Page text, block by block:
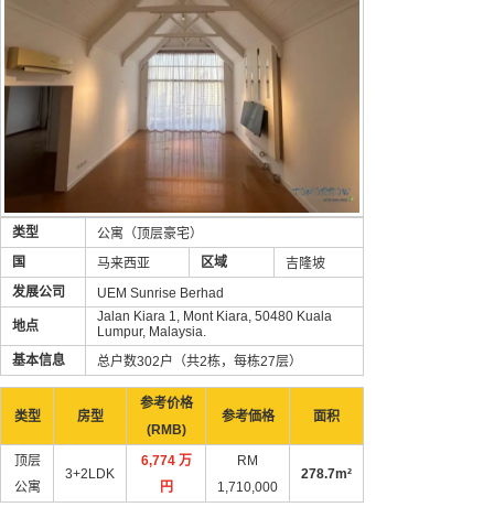
类型
公寓（顶层豪宅）
国
马来西亚 区域
吉隆坡
发展公司
UEM Sunrise Berhad
地点
Jalan Kiara 1, Mont Kiara, 50480 Kuala
Lumpur, Malaysia.
基本信息
总户数302户（共2栋，每栋27层）
类型 房型
参考价格
(RMB)
参考価格 面积
顶层
公寓
3+2LDK
6,774 万
円
RM
1,710,000
278.7m²